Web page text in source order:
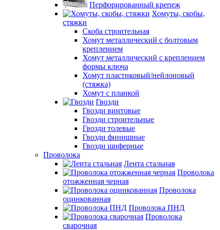
Перфорированный крепеж
Хомуты, скобы,
стяжки
Скоба строительная
Хомут металлический с болтовым
креплением
Хомут металлический с креплением
формы ключа
Хомут пластиковый/нейлоновый
(стяжка)
Хомут с планкой
Гвозди
Гвозди винтовые
Гвозди строительные
Гвозди толевые
Гвозди финишные
Гвозди шиферные
Проволока
Лента стальная
Проволока
отожженная черная
Проволока
оцинкованная
Проволока ПНД
Проволока
сварочная